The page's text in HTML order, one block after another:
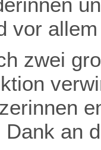
vor
zwei
an